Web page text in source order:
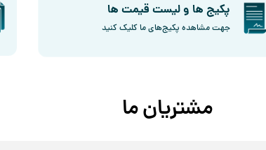
پکیج ها و لیست قیمت ها
جهت مشاهده پکیج‌های ما کلیک کنید
مشتریانما